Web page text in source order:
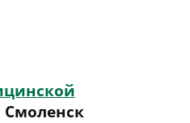
Смоленск